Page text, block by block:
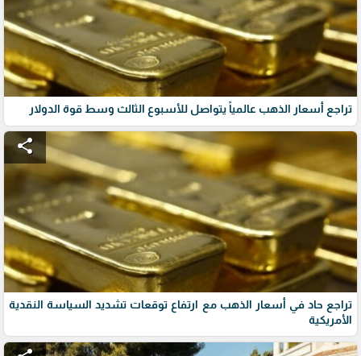
تراجع أسعار الذهب عالمياً يتواصل للأسبوع الثالث وسط قوة الدولار
share
تراجع حاد في أسعار الذهب مع ارتفاع توقعات تشديد السياسة النقدية
الأمريكية